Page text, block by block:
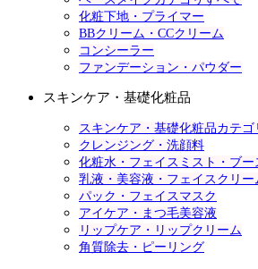
化粧下地・プライマー
BBクリーム・CCクリーム
コンシーラー
ファンデーション・パウダー
スキンケア・基礎化粧品
スキンケア・基礎化粧品カテゴ
クレンジング・洗顔料
化粧水・フェイスミスト・ブー
乳液・美容液・フェイスクリー
パック・フェイスマスク
アイケア・まつ毛美容液
リップケア・リップクリーム
角質除去・ピーリング